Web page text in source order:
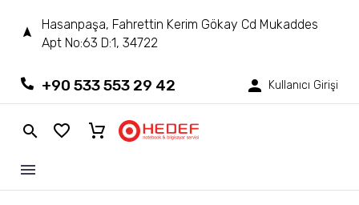
Hasanpaşa, Fahrettin Kerim Gökay Cd Mukaddes
Apt No:63 D:1, 34722
+90 533 553 29 42 Kullanıcı Girişi